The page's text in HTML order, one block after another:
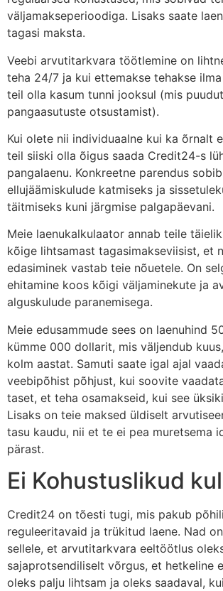
väljamakseperioodiga. Lisaks saate
tagasi maksta.
Veebi arvutitarkvara töötlemine on
teha 24/7 ja kui ettemakse tehakse
teil olla kasum tunni jooksul (mis
pangaasutuste otsustamist).
Kui olete nii individuaalne kui ka õrnalt
teil siiski olla õigus saada Credit24-s
pangalaenu. Konkreetne parendus
ellujäämiskulude katmiseks ja
täitmiseks kuni järgmise palgapäevani.
Meie laenukalkulaator annab teile
kõige lihtsamast tagasimakseviisist, et
edasiminek vastab teie nõuetele. On
ehitamine koos kõigi väljaminekute ja
alguskulude paranemisega.
Meie edusammude sees on laenuhind
kümme 000 dollarit, mis väljendub
kolm aastat. Samuti saate igal ajal
veebipõhist põhjust, kui soovite
taset, et teha osamakseid, kui see
Lisaks on teie maksed üldiselt
tasu kaudu, nii et te ei pea muretsema
pärast.
Ei Kohustuslikud
Credit24 on tõesti tugi, mis pakub
reguleeritavaid ja trükitud laene. Nad
sellele, et arvutitarkvara eeltöötlus
sajaprotsendiliselt võrgus, et hetkeline
oleks palju lihtsam ja oleks saadaval,